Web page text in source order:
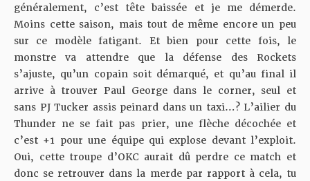
généralement, c’est tête baissée et je me démerde.
Moins cette saison, mais tout de même encore un peu
sur ce modèle fatigant. Et bien pour cette fois, le
monstre va attendre que la défense des Rockets
s’ajuste, qu’un copain soit démarqué, et qu’au final il
arrive à trouver Paul George dans le corner, seul et
sans PJ Tucker assis peinard dans un taxi…? L’ailier du
Thunder ne se fait pas prier, une flèche décochée et
c’est +1 pour une équipe qui explose devant l’exploit.
Oui, cette troupe d’OKC aurait dû perdre ce match et
donc se retrouver dans la merde par rapport à cela, tu